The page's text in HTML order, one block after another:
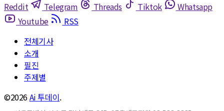
Reddit
Telegram Threads Tiktok
Whatsapp
Youtube
RSS
전체기사
소개
필진
주제별
©2026Ai 투데이.